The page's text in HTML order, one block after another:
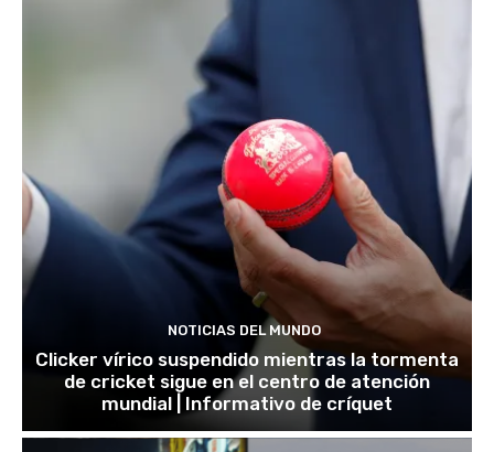
NOTICIAS DEL MUNDO
Clicker vírico suspendido mientras la tormenta
de cricket sigue en el centro de atención
mundial | Informativo de críquet